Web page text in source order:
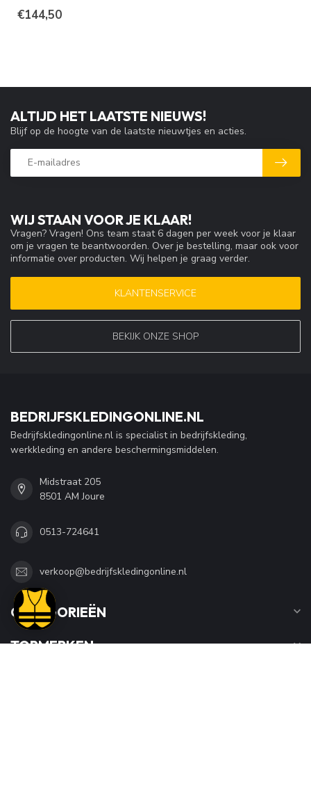
€144,50
WIJ STAAN VOOR JE KLAAR!
Vragen? Vragen! Ons team staat 6 dagen per week voor je klaar
om je vragen te beantwoorden. Over je bestelling, maar ook voor
informatie over producten. Wij helpen je graag verder.
KLANTENSERVICE
BEKIJK ONZE SHOP
ALTIJD HET LAATSTE NIEUWS!
Blijf op de hoogte van de laatste nieuwtjes en acties.
BEDRIJFSKLEDINGONLINE.NL
Bedrijfskledingonline.nl is specialist in bedrijfskleding,
werkkleding en andere beschermingsmiddelen.
Midstraat 205
8501 AM Joure
0513-724641
verkoop@bedrijfskledingonline.nl
CATEGORIEËN
TOPMERKEN